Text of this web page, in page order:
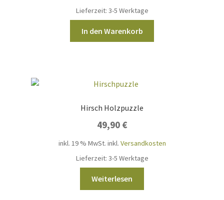
Lieferzeit: 3-5 Werktage
In den Warenkorb
Hirsch Holzpuzzle
49,90 €
inkl. 19 % MwSt. inkl. Versandkosten
Lieferzeit: 3-5 Werktage
Weiterlesen